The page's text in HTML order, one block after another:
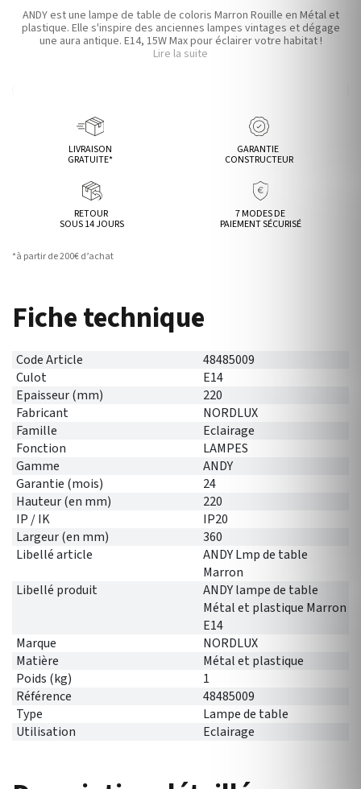
ANDY est une lampe de table de coloris Marron Rouille en Métal et
plastique. Elle s'inspire des anciennes lampes vintages et dégage
une aura antique. E14, 15W Max pour éclairer votre habitat !
Lire la suite
LIVRAISON
GRATUITE*
GARANTIE
CONSTRUCTEUR
RETOUR
SOUS 14 JOURS
7 MODES DE
PAIEMENT SÉCURISÉ
*à partir de 200€ d’achat
Fiche technique
Code Article
48485009
Culot
E14
Epaisseur (mm)
220
Fabricant
NORDLUX
Famille
Eclairage
Fonction
LAMPES
Gamme
ANDY
Garantie (mois)
24
Hauteur (en mm)
220
IP / IK
IP20
Largeur (en mm)
360
Libellé article
ANDY Lmp de table
Marron
Libellé produit
ANDY lampe de table
Métal et plastique Marron
E14
Marque
NORDLUX
Matière
Métal et plastique
Poids (kg)
1
Référence
48485009
Type
Lampe de table
Utilisation
Eclairage